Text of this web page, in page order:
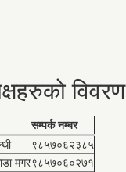
विवरण
सम्पर्क नम्बर
९८५७०६२३८५
मगर९८५७०६०२७१